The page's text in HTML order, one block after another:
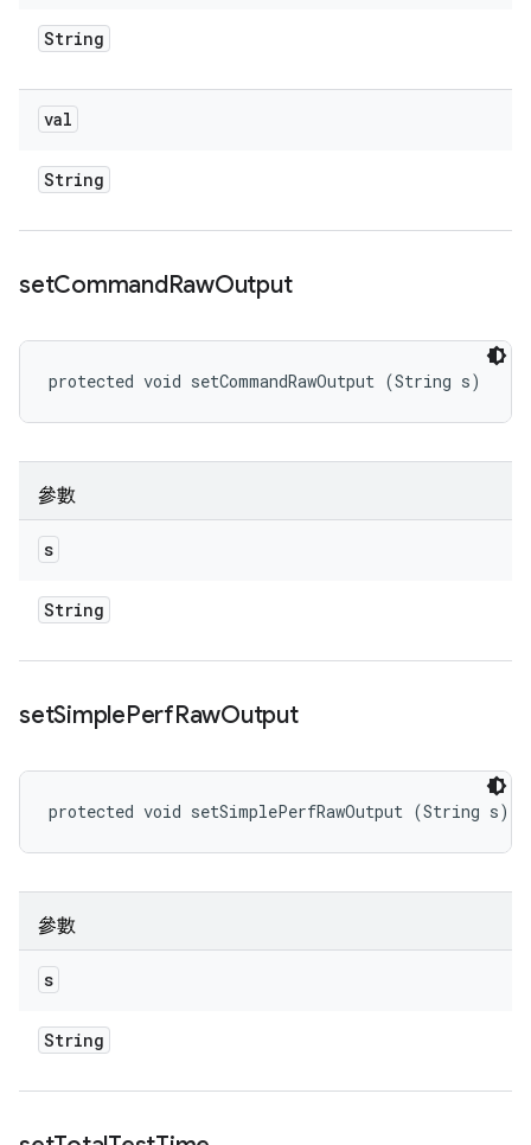
String
val
String
setCommandRawOutput
protected void setCommandRawOutput (String s)
參數
s
String
setSimplePerfRawOutput
protected void setSimplePerfRawOutput (String s)
參數
s
String